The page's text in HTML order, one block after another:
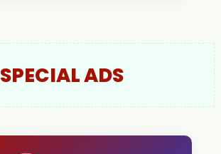
SPECIAL ADS